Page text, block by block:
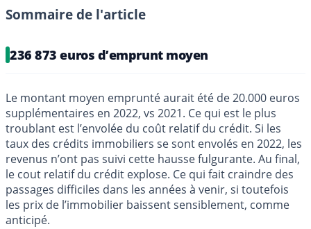
Sommaire de l'article
236 873 euros d’emprunt moyen
Le montant moyen emprunté aurait été de 20.000 euros
supplémentaires en 2022, vs 2021. Ce qui est le plus
troublant est l’envolée du coût relatif du crédit. Si les
taux des crédits immobiliers se sont envolés en 2022, les
revenus n’ont pas suivi cette hausse fulgurante. Au final,
le cout relatif du crédit explose. Ce qui fait craindre des
passages difficiles dans les années à venir, si toutefois
les prix de l’immobilier baissent sensiblement, comme
anticipé.